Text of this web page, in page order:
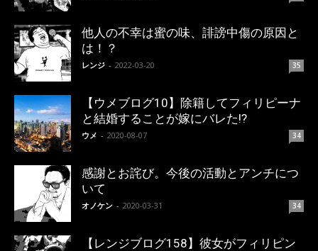
他人の不幸は蜜の味、誹謗中傷の原因と
は！？
レンジ - 2022-03-20 35
【ウメブログ10】除籍してフィリピーナ
と結婚することが嫁にバレた!?
ウメ - 2020-08-07 34
感謝とお詫び。今後の活動とアンチにつ
いて
オノケン - 2020-03-31 34
【レンジブログ158】彼女がフィリピン